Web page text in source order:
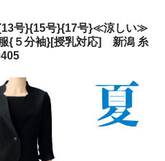
号}{15号}{17号}≪涼しい≫
{５分袖}[授乳対応] 新潟 糸